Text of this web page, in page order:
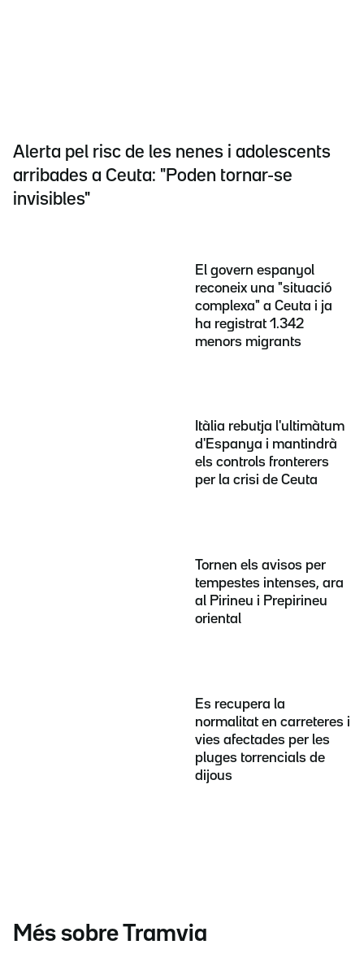
Alerta pel risc de les nenes i adolescents
arribades a Ceuta: "Poden tornar-se
invisibles"
El govern espanyol
reconeix una "situació
complexa" a Ceuta i ja
ha registrat 1.342
menors migrants
Itàlia rebutja l'ultimàtum
d'Espanya i mantindrà
els controls fronterers
per la crisi de Ceuta
Tornen els avisos per
tempestes intenses, ara
al Pirineu i Prepirineu
oriental
Es recupera la
normalitat en carreteres i
vies afectades per les
pluges torrencials de
dijous
Més sobre Tramvia